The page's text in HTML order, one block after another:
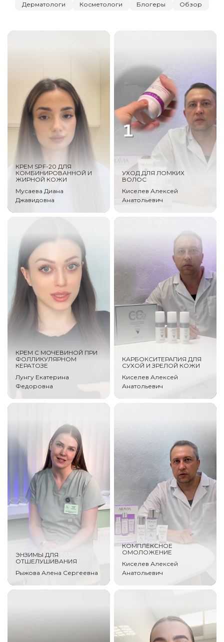
Дерматологи Косметологи Блогеры Обзор
КРЕМ SPF-20 ДЛЯ
КОМБИНИРОВАННОЙ И
ЖИРНОЙ КОЖИ
Мусаева Диана
Джавидовна
УХОД ДЛЯ ЛОМКИХ
ВОЛОС
Киселев Алексей
Анатольевич
КРЕМ С МОЧЕВИНОЙ ПРИ
ФОЛЛИКУЛЯРНОМ
КЕРАТОЗЕ
Лунгу Екатерина
Федоровна
КАРБОКСИТЕРАПИЯ ДЛЯ
СУХОЙ И ЗРЕЛОЙ КОЖИ
Киселев Алексей
Анатольевич
ЭНЗИМЫ ДЛЯ
ОТШЕЛУШИВАНИЯ
Рыжова Алена Сергеевна
КОМПЛЕКСНОЕ
ОМОЛОЖЕНИЕ
Киселев Алексей
Анатольевич